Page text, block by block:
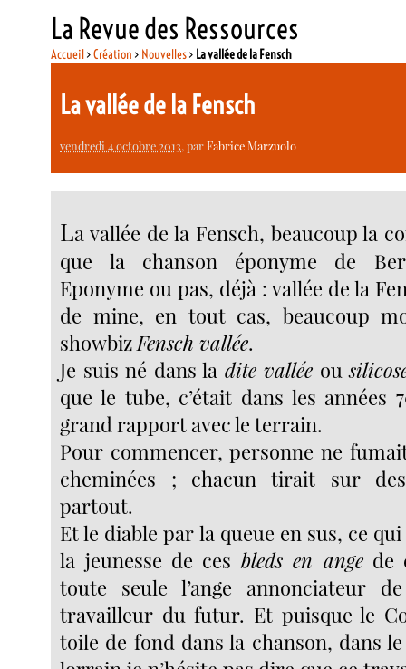
La Revue des Ressources
Accueil>Création > Nouvelles> La vallée de la Fensch
La vallée de la Fensch
vendredi 4 octobre 2013, parFabrice Marzuolo
La vallée de la Fensch, beaucoup la
que la chanson éponyme de
Eponyme ou pas, déjà : vallée de la
de mine, en tout cas, beaucoup
showbiz Fensch vallée.
Je suis né dans la dite vallée ou
que le tube, c’était dans les années
grand rapport avec le terrain.
Pour commencer, personne ne
cheminées ; chacun tirait sur
partout.
Et le diable par la queue en sus, ce
la jeunesse de ces bleds en angede
toute seule l’ange annonciateur
travailleur du futur. Et puisque le
toile de fond dans la chanson, dans